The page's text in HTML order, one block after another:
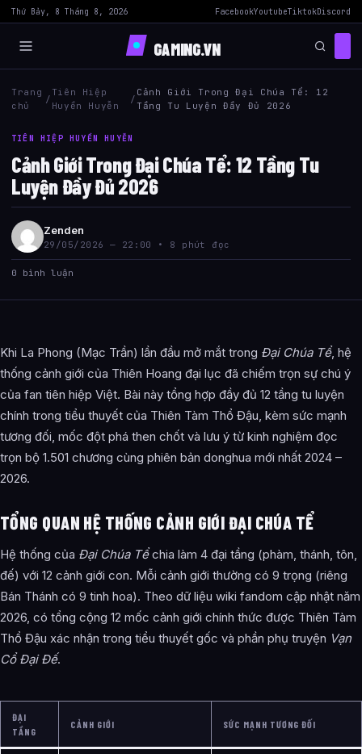
Thứ Bảy, 8 Tháng 8, 2026 FacebookYoutubeTiktokDiscord
GAMING.VN
Trang
chủ
/
Tiên Hiệp
Huyền Huyễn
/
Cảnh Giới Trong Đại Chúa Tể: 12
Tầng Tu Luyện Đầy Đủ 2026
TIÊN HIỆP HUYỀN HUYỄN
Cảnh Giới Trong Đại Chúa Tể: 12 Tầng Tu
Luyện Đầy Đủ 2026
Zenden
29/05/2026 — 22:00 • 8 phút đọc
0 bình luận
Khi La Phong (Mạc Trần) lần đầu mở mắt trong Đại Chúa Tể, hệ
thống cảnh giới của Thiên Hoang đại lục đã chiếm trọn sự chú ý
của fan tiên hiệp Việt. Bài này tổng hợp đầy đủ 12 tầng tu luyện
chính trong tiểu thuyết của Thiên Tàm Thổ Đậu, kèm sức mạnh
tương đối, mốc đột phá then chốt và lưu ý từ kinh nghiệm đọc
trọn bộ 1.501 chương cùng phiên bản donghua mới nhất 2024 –
2026.
TỔNG QUAN HỆ THỐNG CẢNH GIỚI ĐẠI CHÚA TỂ
Hệ thống của Đại Chúa Tểchia làm 4 đại tầng (phàm, thánh, tôn,
đế) với 12 cảnh giới con. Mỗi cảnh giới thường có 9 trọng (riêng
Bán Thánh có 9 tinh hoa). Theo dữ liệu wiki fandom cập nhật năm
2026, có tổng cộng 12 mốc cảnh giới chính thức được Thiên Tàm
Thổ Đậu xác nhận trong tiểu thuyết gốc và phần phụ truyện Vạn
Cổ Đại Đế.
ĐẠI
TẦNG
CẢNH GIỚI SỨC MẠNH TƯƠNG ĐỐI